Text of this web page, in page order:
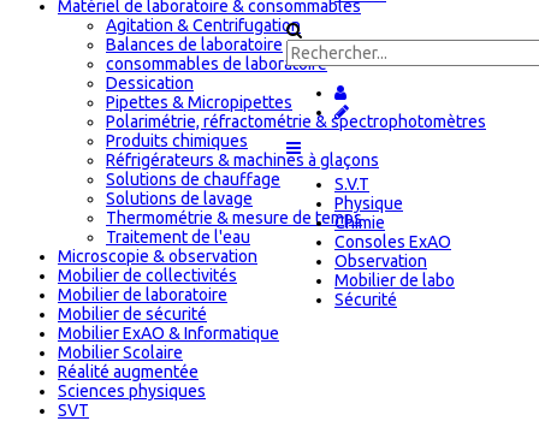
S.V.T
Physique
Chimie
Consoles ExAO
Observation
Mobilier de labo
Sécurité
Matériel de laboratoire & consommables
Agitation & Centrifugation
Balances de laboratoire
consommables de laboratoire
Dessication
Pipettes & Micropipettes
Polarimétrie, réfractométrie & spectrophotomètres
Produits chimiques
Réfrigérateurs & machines à glaçons
Solutions de chauffage
Solutions de lavage
Thermométrie & mesure de temps
Traitement de l'eau
Microscopie & observation
Mobilier de collectivités
Mobilier de laboratoire
Mobilier de sécurité
Mobilier ExAO & Informatique
Mobilier Scolaire
Réalité augmentée
Sciences physiques
SVT